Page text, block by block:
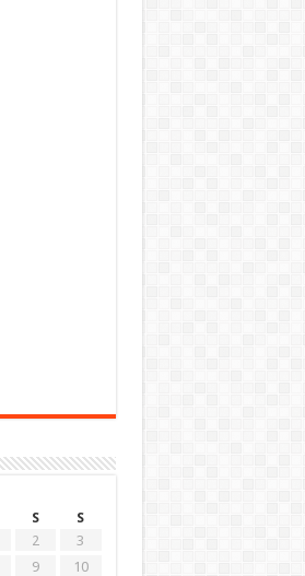
S
S
2
3
9
10